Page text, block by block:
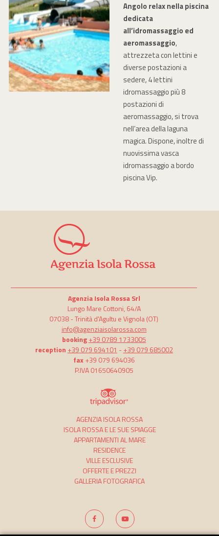
Angolo relax nella piscina
dedicata
all’idromassaggio ed
aeromassaggio,
attrezzeta con lettini e
diverse postazioni a
sedere, 4 lettini
idromassaggio più 8
postazioni di
aeromassaggio, si trova
nell’area della laguna
magica. Dispone, inoltre di
nuovissima vasca
idromassaggio a bordo
piscina Vip.
Agenzia Isola Rossa Srl
Lungo Mare Cottoni, 64/A
07038 -Trinità d'Agultu e Vignola(OT)
info@agenziaisolarossa.com
booking +39 0789 1733005
reception +39 079 694101 -+39 079 685002
fax+39 079 694036
P.IVA 01650640905
AGENZIA ISOLA ROSSA
ISOLA ROSSA E LE SUE SPIAGGE
APPARTAMENTI AL MARE
RESIDENCE
VILLE ESCLUSIVE
OFFERTE E PREZZI
GALLERIA FOTOGRAFICA